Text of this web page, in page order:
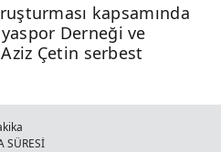
kapsamında
Derneği ve
Çetin serbest
SÜRESİ